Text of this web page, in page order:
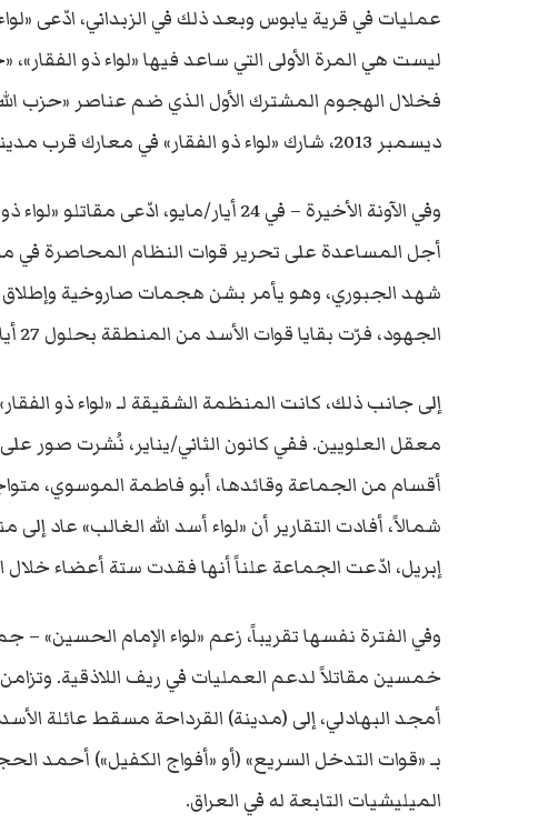
عمليات في قرية يابوس وبعد ذلك في الزبداني، ادّعى
ليست هي المرة الأولى التي ساعد فيها «لواء ذو
فخلال الهجوم المشترك الأول الذي ضم عناصر «حزب
ديسمبر 2013، شارك «لواء ذو الفقار» في معارك قرب مدينة نبق.
وفي الآونة الأخيرة – في 24 أيار/مايو،
أجل المساعدة على تحرير قوات النظام المحاصرة
شهد الجبوري، وهو يأمر بشن هجمات صاروخية
الجهود، فرّت بقايا قوات الأسد من المنطقة بحلول 27 أيار/مايو بعد أن تم اجتياح المستشفى.
إلى جانب ذلك، كانت المنظمة الشقيقة لـ «لواء ذو
معقل العلويين. ففي كانون الثاني/يناير، نُشرت صور
أقسام من الجماعة وقائدها، أبو فاطمة الموسوي،
إبريل، ادّعت الجماعة علناً أنها فقدت ستة أعضاء خلال
وفي الفترة نفسها تقريباً، زعم «لواء الإمام الحسين» –
خمسين مقاتلاً لدعم العمليات في ريف اللاذقية. وتزامن
أمجد البهادلي، إلى (مدينة) القرداحة مسقط عائلة
بـ «قوات التدخل السريع» (أو «أفواج الكفيل») أحمد
الميليشيات التابعة له في العراق.